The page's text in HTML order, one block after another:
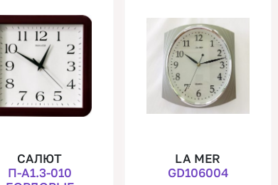
САЛЮТ
П-А1.3-010
LA MER
GD106004